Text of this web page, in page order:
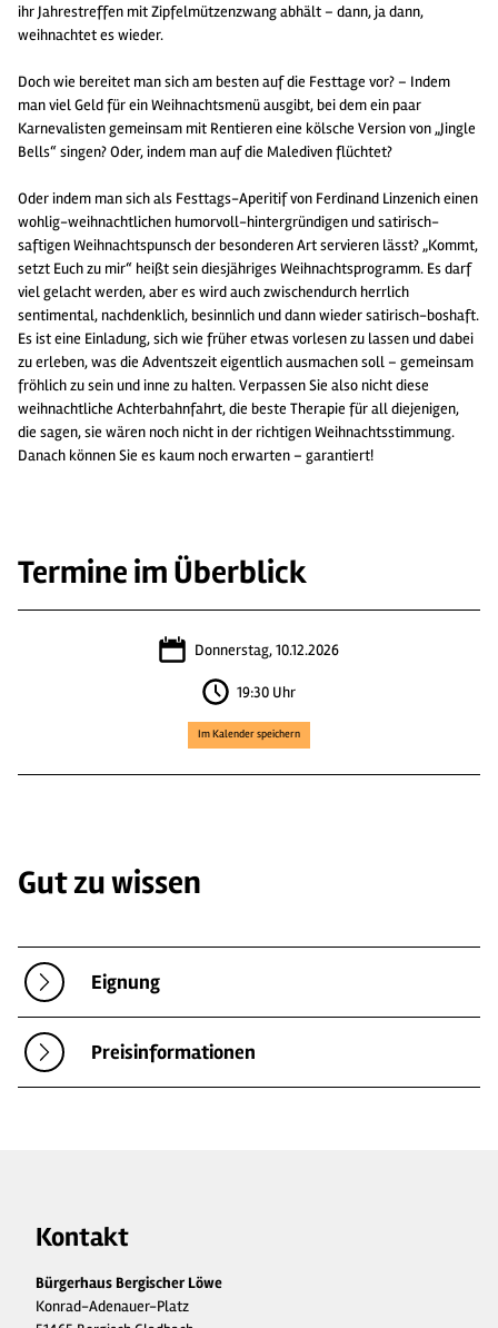
ihr Jahrestreffen mit Zipfelmützenzwang abhält – dann, ja dann,
weihnachtet es wieder.
Doch wie bereitet man sich am besten auf die Festtage vor? – Indem
man viel Geld für ein Weihnachtsmenü ausgibt, bei dem ein paar
Karnevalisten gemeinsam mit Rentieren eine kölsche Version von „Jingle
Bells“ singen? Oder, indem man auf die Malediven flüchtet?
Oder indem man sich als Festtags-Aperitif von Ferdinand Linzenich einen
wohlig-weihnachtlichen humorvoll-hintergründigen und satirisch-
saftigen Weihnachtspunsch der besonderen Art servieren lässt? „Kommt,
setzt Euch zu mir“ heißt sein diesjähriges Weihnachtsprogramm. Es darf
viel gelacht werden, aber es wird auch zwischendurch herrlich
sentimental, nachdenklich, besinnlich und dann wieder satirisch-boshaft.
Es ist eine Einladung, sich wie früher etwas vorlesen zu lassen und dabei
zu erleben, was die Adventszeit eigentlich ausmachen soll – gemeinsam
fröhlich zu sein und inne zu halten. Verpassen Sie also nicht diese
weihnachtliche Achterbahnfahrt, die beste Therapie für all diejenigen,
die sagen, sie wären noch nicht in der richtigen Weihnachtsstimmung.
Danach können Sie es kaum noch erwarten – garantiert!
Termine im Überblick
Donnerstag, 10.12.2026
19:30 Uhr
Im Kalender speichern
Gut zu wissen
Eignung
Preisinformationen
Kontakt
Bürgerhaus Bergischer Löwe
Konrad-Adenauer-Platz